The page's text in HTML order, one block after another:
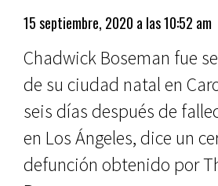
15 septiembre, 2020 a las 10:52 am
Chadwick Boseman fue
de su ciudad natal en
seis días después de
en Los Ángeles, dice un
defunción obtenido por